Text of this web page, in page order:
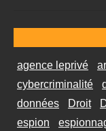
agence leprivé
cybercriminalité
données
Droit
espion